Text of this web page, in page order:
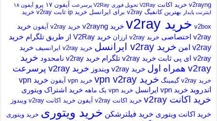
v2rayng خرید اکانت V2Ray تحویل فوری V2Ray پرسرعت آیفون ۱۷ پرو
آیفون ۱۸
اینترنت پایدار
بهترین کانفیگ v2ray برای ایرانسل خرید ip ثابت v2ray
خرید
v2box خرید v2ray خرید v2rayng خرید v2ray آیفون
خرید
v2ray اختصاصی
خرید v2ray ارزان خرید V2Ray از طریق تلگرام
خرید
v2ray امن
خرید v2ray ایرانسل خرید v2ray ایرانسیف
خرید
v2ray ای پی ثابت
خرید v2ray تلگرام خرید v2ray نامحدود
خرید
v2ray همراه اول
خرید v2ray ویندوز خرید v2ray پرسرعت
خرید v2ray گیمینگ خرید vpn v2ray خرید vpn آیفون
خرید vpn
اندروید خرید vpn ایرانسل خرید vpn یک ماهه خرید اشتراک ویتوری
خرید اکانت v2ray خرید اکانت v2ray آیفون خرید اکانت v2ray ویندوز
خرید اکانت ویتوری خرید فیلترشکن خرید ویتوری خرید ویتوری